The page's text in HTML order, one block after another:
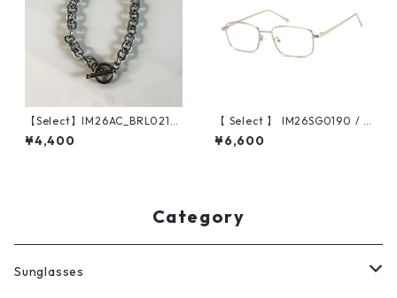
【Select】IM26AC_BRL021/
Toggle Anchor Chain Bracel
et（Silver）
¥4,400
【 Select 】 IM26SG0190 / S
lim Wire Square Sunglasses
(Silver / Clear)
¥6,600
Category
Sunglasses